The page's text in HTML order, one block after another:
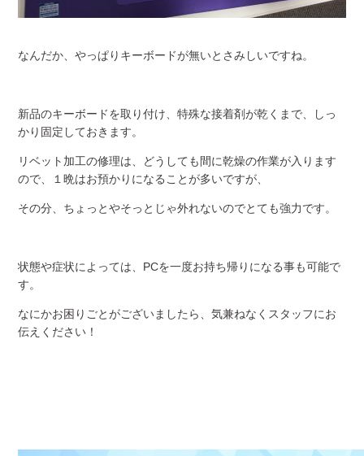
なんだか、やっぱりキーボードが無いとさみしいですね。
新品のキーボードを取り付け、特殊な接着剤が乾くまで、しっ
かり固定しておきます。
リベット加工の修理は、どうしても間に乾燥の作業が入ります
ので、１晩はお預かりになることが多いですが、
その分、ちょっとやそっとじゃ外れないのでとても強力です。
状態や症状によっては、PCを一度お持ち帰りになる事も可能で
す。
なにかお困りごとがございましたら、気兼ねなくスタッフにお
伝えください！